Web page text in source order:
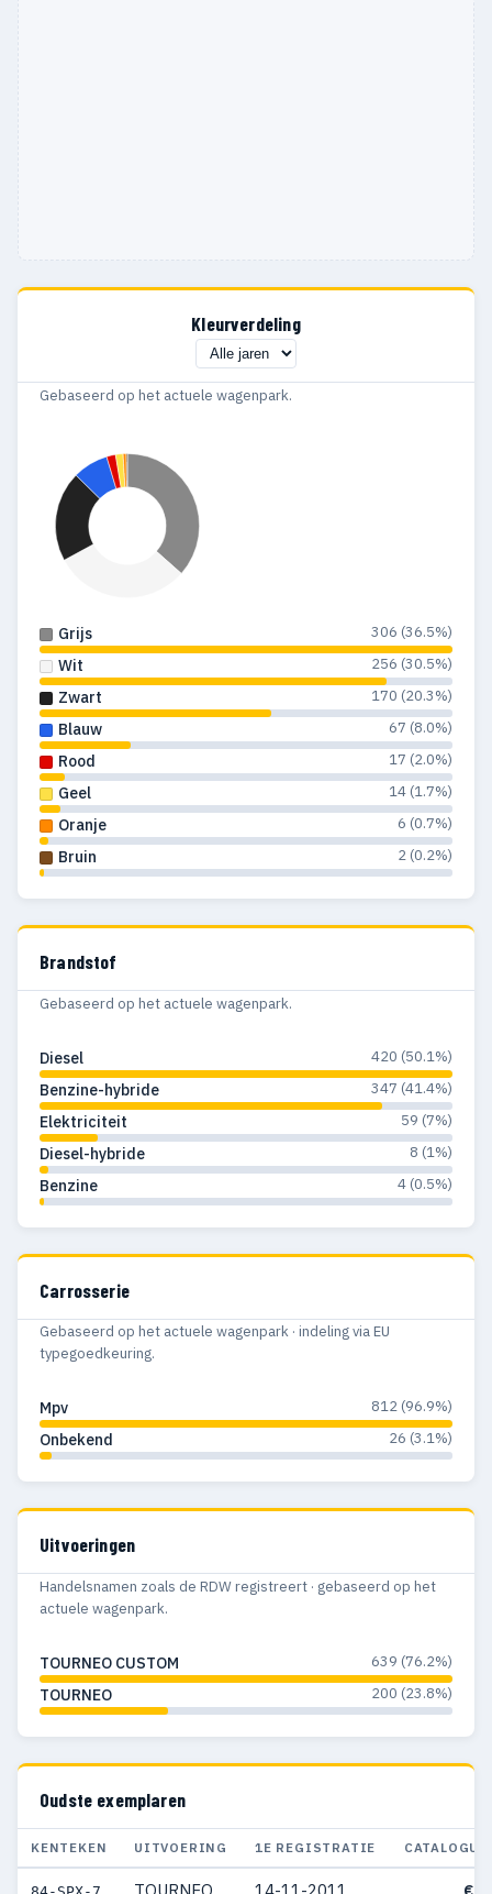
Kleurverdeling
Gebaseerd op het actuele wagenpark.
Grijs 306 (36.5%)
Wit 256 (30.5%)
Zwart 170 (20.3%)
Blauw 67 (8.0%)
Rood 17 (2.0%)
Geel 14 (1.7%)
Oranje 6 (0.7%)
Bruin 2 (0.2%)
Brandstof
Gebaseerd op het actuele wagenpark.
Diesel 420 (50.1%)
Benzine-hybride 347 (41.4%)
Elektriciteit 59 (7%)
Diesel-hybride 8 (1%)
Benzine 4 (0.5%)
Carrosserie
Gebaseerd op het actuele wagenpark · indeling via EU
typegoedkeuring.
Mpv 812 (96.9%)
Onbekend 26 (3.1%)
Uitvoeringen
Handelsnamen zoals de RDW registreert · gebaseerd op het
actuele wagenpark.
TOURNEO CUSTOM 639 (76.2%)
TOURNEO 200 (23.8%)
Oudste exemplaren
KENTEKEN UITVOERING 1E REGISTRATIE